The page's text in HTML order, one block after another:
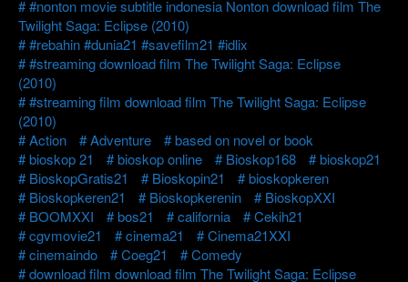
#nonton movie subtitle indonesia Nonton download film The
Twilight Saga: Eclipse (2010)
#rebahin #dunia21 #savefilm21 #idlix
#streaming download film The Twilight Saga: Eclipse
(2010)
#streaming film download film The Twilight Saga: Eclipse
(2010)
Action
Adventure
based on novel or book
bioskop 21
bioskop online Bioskop168
bioskop21
BioskopGratis21
Bioskopin21
bioskopkeren
Bioskopkeren21
Bioskopkerenin
BioskopXXI
BOOMXXI
bos21 california
Cekih21
cgvmovie21
cinema21
Cinema21XXI
cinemaindo
Coeg21
Comedy
download film download film The Twilight Saga: Eclipse